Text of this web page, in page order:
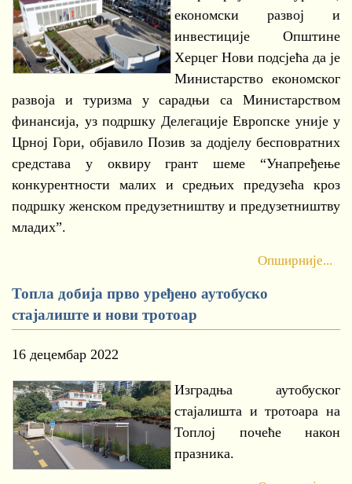
економски развој и
инвестиције Општине
Херцег Нови подсјећа да је
Министарство економског
развоја и туризма у сарадњи са Министарством
финансија, уз подршку Делегације Европске уније у
Црној Гори, објавило Позив за додјелу бесповратних
средстава у оквиру грант шеме “Унапређење
конкурентности малих и средњих предузећа кроз
подршку женском предузетништву и предузетништву
младих”.
Опширније...
Топла добија прво уређено аутобуско
стајалиште и нови тротоар
16 децембар 2022
Изградња аутобуског
стајалишта и тротоара на
Топлој почеће након
празника.